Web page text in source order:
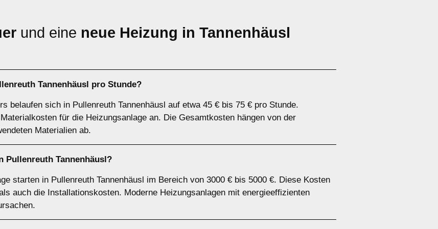
und eine neue Heizung in Tannenhäusl
Tannenhäusl pro Stunde?
belaufen sich in Pullenreuth Tannenhäusl auf etwa 45 € bis 75 € pro Stunde.
für die Heizungsanlage an. Die Gesamtkosten hängen von der
Materialien ab.
Pullenreuth Tannenhäusl?
starten in Pullenreuth Tannenhäusl im Bereich von 3000 € bis 5000 €. Diese Kosten
auch die Installationskosten. Moderne Heizungsanlagen mit energieeffizienten